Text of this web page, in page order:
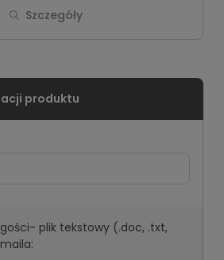
plik tekstowy (.doc, .txt,
Szczegóły